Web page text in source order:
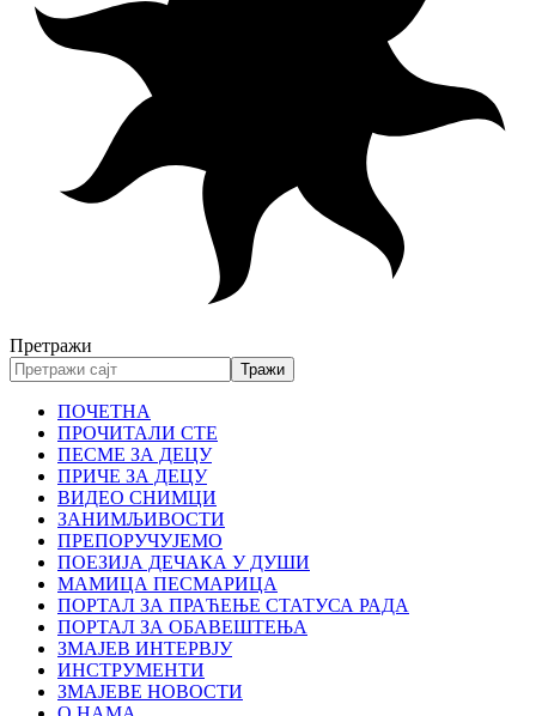
Претражи
ПОЧЕТНА
ПРОЧИТАЛИ СТЕ
ПЕСМЕ ЗА ДЕЦУ
ПРИЧЕ ЗА ДЕЦУ
ВИДЕО СНИМЦИ
ЗАНИМЉИВОСТИ
ПРЕПОРУЧУЈЕМО
ПОЕЗИЈА ДЕЧАКА У ДУШИ
МАМИЦА ПЕСМАРИЦА
ПОРТАЛ ЗА ПРАЋЕЊЕ СТАТУСА РАДА
ПОРТАЛ ЗА ОБАВЕШТЕЊА
ЗМАЈЕВ ИНТЕРВЈУ
ИНСТРУМЕНТИ
ЗМАЈЕВЕ НОВОСТИ